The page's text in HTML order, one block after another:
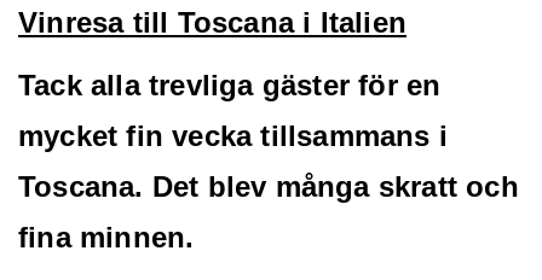
Vinresa till Toscana i Italien
Tack alla trevliga gäster för en
mycket fin vecka tillsammans i
Toscana. Det blev många skratt och
fina minnen.